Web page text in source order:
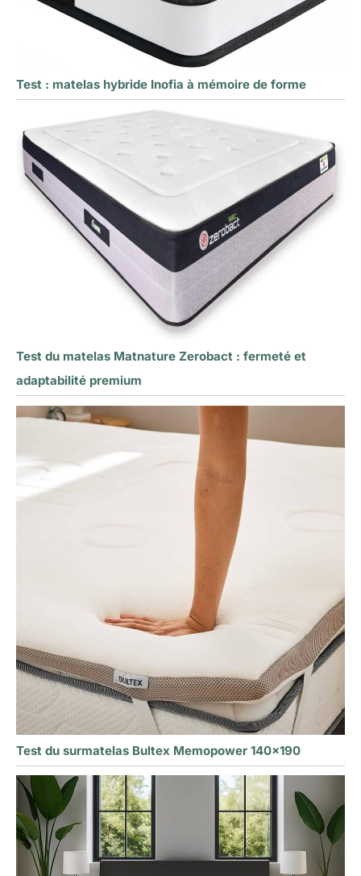
Test : matelas hybride Inofia à mémoire de forme
Test du matelas Matnature Zerobact : fermeté et
adaptabilité premium
Test du surmatelas Bultex Memopower 140×190